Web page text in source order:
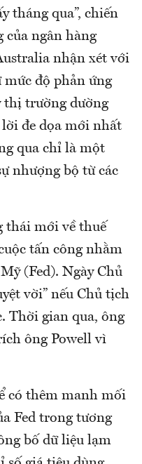
tháng qua”, chiến
của ngân hàng
nhận xét với
độ phản ứng
thị trường dường
đe dọa mới nhất
qua chỉ là một
nhượng bộ từ các
thái mới về thuế
tấn công nhằm
(Fed). Ngày Chủ
vời” nếu Chủ tịch
Thời gian qua, ông
ông Powell vì
có thêm manh mối
Fed trong tương
bố dữ liệu lạm